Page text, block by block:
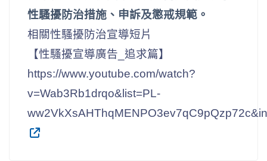
性騷擾防治措施、申訴及懲戒規範。
相關性騷擾防治宣導短片
【性騷擾宣導廣告_追求篇】
https://www.youtube.com/watch?
v=Wab3Rb1drqo&list=PL-